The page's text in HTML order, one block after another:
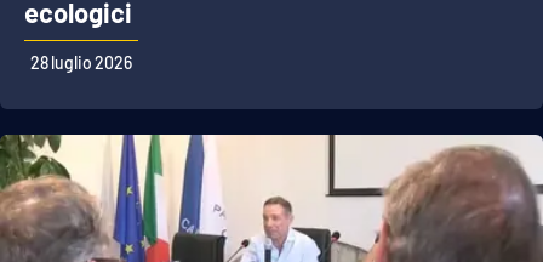
ecologici
28 luglio 2026